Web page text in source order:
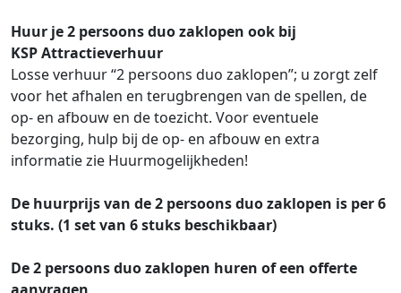
Huur je 2 persoons duo zaklopen ook bij
KSP Attractieverhuur
Losse verhuur “2 persoons duo zaklopen”; u zorgt zelf
voor het afhalen en terugbrengen van de spellen, de
op- en afbouw en de toezicht. Voor eventuele
bezorging, hulp bij de op- en afbouw en extra
informatie zie Huurmogelijkheden!
De huurprijs van de 2 persoons duo zaklopen is per 6
stuks. (1 set van 6 stuks beschikbaar)
De 2 persoons duo zaklopen huren of een offerte